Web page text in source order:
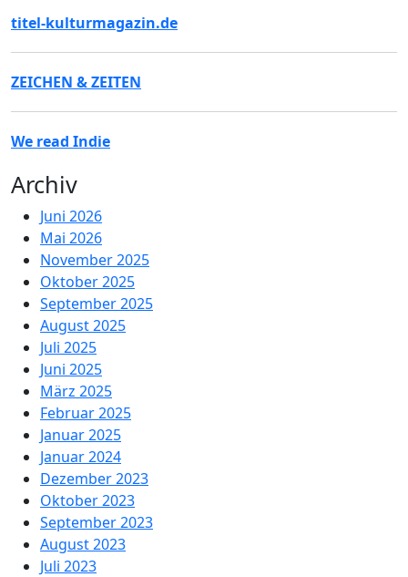
titel-kulturmagazin.de
ZEICHEN & ZEITEN
We read Indie
Archiv
Juni 2026
Mai 2026
November 2025
Oktober 2025
September 2025
August 2025
Juli 2025
Juni 2025
März 2025
Februar 2025
Januar 2025
Januar 2024
Dezember 2023
Oktober 2023
September 2023
August 2023
Juli 2023